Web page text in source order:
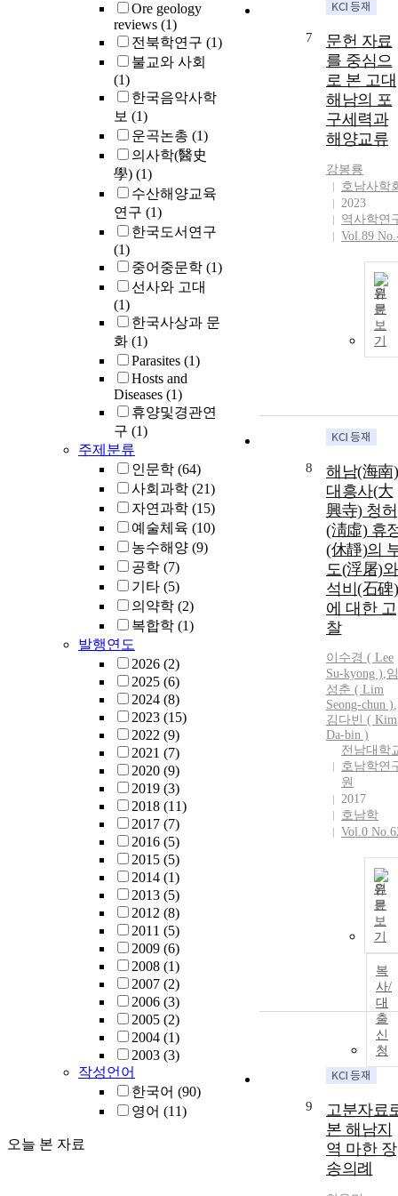
Ore geology
reviews (1)
전북학연구 (1)
불교와 사회
(1)
한국음악사학
보 (1)
운곡논총 (1)
의사학(醫史
學) (1)
수산해양교육
연구 (1)
한국도서연구
(1)
중어중문학 (1)
선사와 고대
(1)
한국사상과 문
화 (1)
Parasites (1)
Hosts and
Diseases (1)
휴양및경관연
구 (1)
주제분류
인문학 (64)
사회과학 (21)
자연과학 (15)
예술체육 (10)
농수해양 (9)
공학 (7)
기타 (5)
의약학 (2)
복합학 (1)
발행연도
2026 (2)
2025 (6)
2024 (8)
2023 (15)
2022 (9)
2021 (7)
2020 (9)
2019 (3)
2018 (11)
2017 (7)
2016 (5)
2015 (5)
2014 (1)
2013 (5)
2012 (8)
2011 (5)
2009 (6)
2008 (1)
2007 (2)
2006 (3)
2005 (2)
2004 (1)
2003 (3)
작성언어
한국어 (90)
영어 (11)
오늘 본 자료
of World
promotion,
summarizes
direction for
promoting the
World Heritage
registration of
Haenam
celadon. The
domestic
procedures for
listing the
“Gangjin
Site” on the
World Heritage
Tentative List
1994 and the
“Buan Goryeo
Tentative List
2019 are
terms of name,
scope, area,
promoter or
method of
explanation,
and 25-year
time gap.
different. Here,
“Haenam
Goryeo
gist” can be
to be a new
object.
However, in
accordance
Article 63 of
“Operational
Guidelines for
the
of the World
Convention,”
the procedure
followed again
registration
[adjustment]
the tentative
considered
the first task is
to adjust the
tentative list of
“Gangjin
Site” as a
heritage site
serial heritage
7
문헌 자료
를 중심으
로 본 고대
해남의 포
구세력과
해양교류
강봉룡
호남사학
2023
역사학연
Vol.89
원
문
보
기
8
해남(海南)
대흥사(大
興寺) 청허
(淸虛) 휴
(休靜)의
도(浮屠)와
석비(石碑)
에 대한 고
찰
이수경 ( Lee
Su-kyong ),임
성춘 ( Lim
Seong-chun ),
김다빈 ( Kim
Da-bin )
전남대학
호남학연
원
2017
호남학
Vol.0
원
문
보
기
복
사/
대
출
신
청
9
고분자료
본 해남지
역 마한 장
송의례